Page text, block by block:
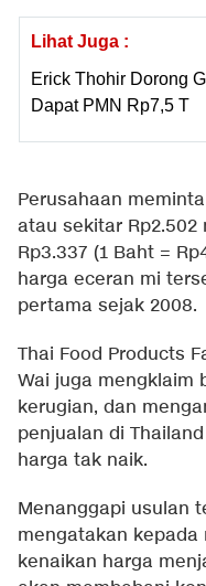
Lihat Juga :
Erick Thohir Dorong
Dapat PMN Rp7,5 T
Perusahaan
atau sekitar
Rp3.337 (1 Baht =
harga eceran mi
pertama sejak 2008.
Thai Food Products
Wai juga mengklaim
kerugian, dan
penjualan di
harga tak naik.
Menanggapi usulan
mengatakan kepada
kenaikan harga